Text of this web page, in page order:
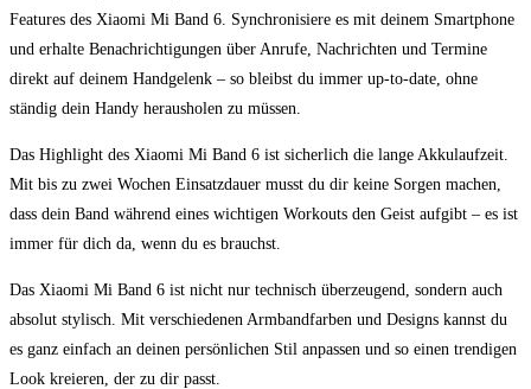
Features des Xiaomi Mi Band ⁢6. ​Synchronisiere⁤ es mit‍ deinem Smartphone
und erhalte ⁣Benachrichtigungen ​über Anrufe, Nachrichten⁤ und Termine⁤
direkt auf deinem​ Handgelenk – so bleibst du immer up-to-date, ohne
ständig⁣ dein Handy herausholen⁤ zu ‍müssen.
Das Highlight des Xiaomi Mi Band 6⁤ ist sicherlich die lange Akkulaufzeit.
Mit bis zu zwei​ Wochen Einsatzdauer⁢ musst du dir keine Sorgen machen,
dass dein Band während eines wichtigen‍ Workouts den Geist aufgibt –‍ es ist
immer ⁤für⁢ dich da, ​wenn‍ du‌ es brauchst.
Das Xiaomi Mi‍ Band 6 ist ⁢nicht nur technisch überzeugend, sondern auch
absolut stylisch. ⁣Mit verschiedenen Armbandfarben⁣ und Designs⁢ kannst du
es ganz einfach an ⁢deinen ‍persönlichen​ Stil anpassen und so einen trendigen
Look ‌kreieren,⁤ der‍ zu dir⁣ passt.